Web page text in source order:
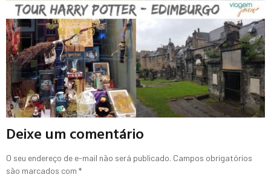
Deixe um comentário
O seu endereço de e-mail não será publicado. Campos obrigatórios
são marcados com *